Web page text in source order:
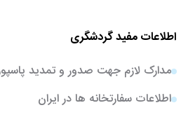
اطلاعات مفید گردشگری
مدارک لازم جهت صدور و تمدید
اطلاعات سفارتخانه ها در ایران